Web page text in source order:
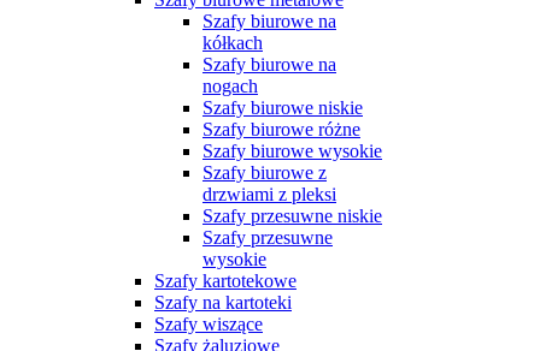
Szafy biurowe na
kółkach
Szafy biurowe na
nogach
Szafy biurowe niskie
Szafy biurowe różne
Szafy biurowe wysokie
Szafy biurowe z
drzwiami z pleksi
Szafy przesuwne niskie
Szafy przesuwne
wysokie
Szafy kartotekowe
Szafy na kartoteki
Szafy wiszące
Szafy żaluzjowe